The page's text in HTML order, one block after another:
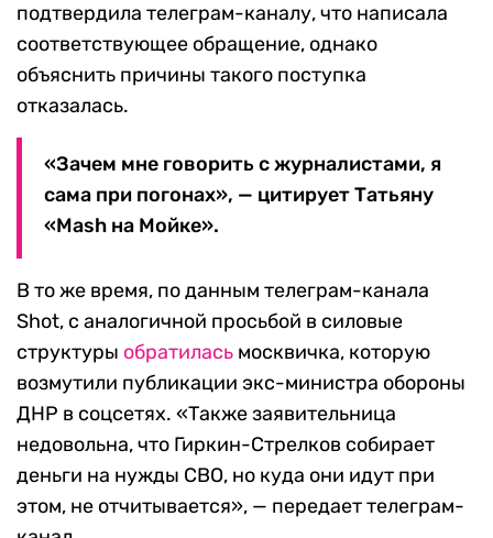
подтвердила телеграм-каналу, что написала
соответствующее обращение, однако
объяснить причины такого поступка
отказалась.
«Зачем мне говорить с журналистами, я
сама при погонах», — цитирует Татьяну
«Mash на Мойке».
В то же время, по данным телеграм-канала
Shot, с аналогичной просьбой в силовые
структуры обратилась москвичка, которую
возмутили публикации экс-министра обороны
ДНР в соцсетях. «Также заявительница
недовольна, что Гиркин-Стрелков собирает
деньги на нужды СВО, но куда они идут при
этом, не отчитывается», — передает телеграм-